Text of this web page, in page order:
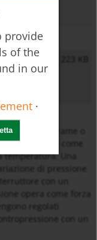
223 KB
sonda in rame o
che funziona come
Una
di pressione
con un
regolati
con un
provide
of the
in our
·